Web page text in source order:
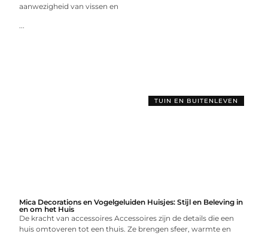
aanwezigheid van vissen en
...
TUIN EN BUITENLEVEN
Mica Decorations en Vogelgeluiden Huisjes: Stijl en Beleving in
en om het Huis
De kracht van accessoires Accessoires zijn de details die een
huis omtoveren tot een thuis. Ze brengen sfeer, warmte en